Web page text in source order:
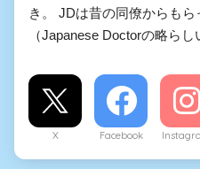
き。 JDは昔の同僚からもら
（Japanese Doctorの略らし
X Facebook